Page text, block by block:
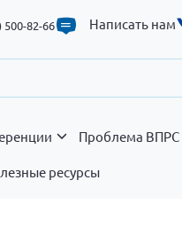
500-82-66 Написать нам
Проблема ВПРС
ресурсы